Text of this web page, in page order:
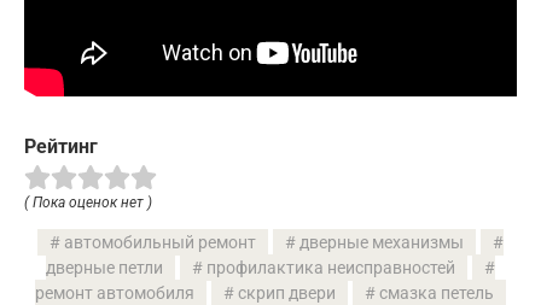
Рейтинг
( Пока оценок нет )
автомобильный ремонт
дверные механизмы
дверные петли
профилактика неисправностей
ремонт автомобиля
скрип двери
смазка петель